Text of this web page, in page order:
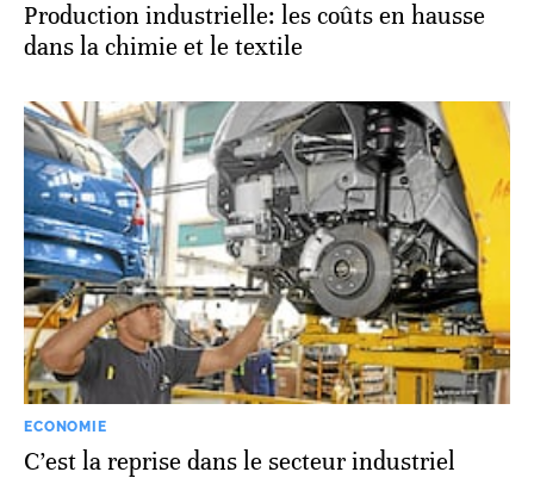
Production industrielle: les coûts en hausse
dans la chimie et le textile
ECONOMIE
C’est la reprise dans le secteur industriel